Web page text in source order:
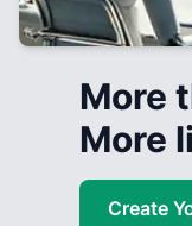
More
More
Create